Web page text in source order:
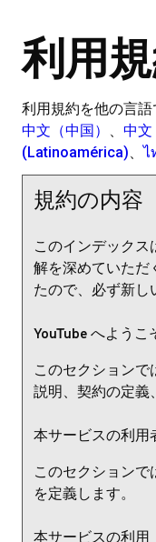
利用
利用規約を他の言
中文（中国）
、 中文
(Latinoamérica)、ไ
規約の内容
このインデック
解を深めていただ
たので、必ず新し
YouTube へようこ
このセクションで
説明、契約の定義
本サービスの利用
このセクション
を定義します。
本サービスの利用